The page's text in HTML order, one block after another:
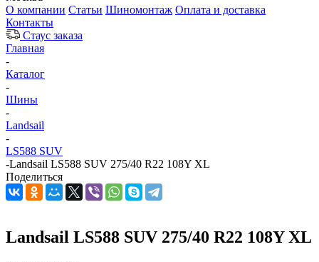
О компании Статьи Шиномонтаж Оплата и доставка
Контакты
Стаус заказа
Главная
-
Каталог
-
Шины
-
Landsail
-
LS588 SUV
-Landsail LS588 SUV 275/40 R22 108Y XL
Поделиться
Landsail LS588 SUV 275/40 R22 108Y XL